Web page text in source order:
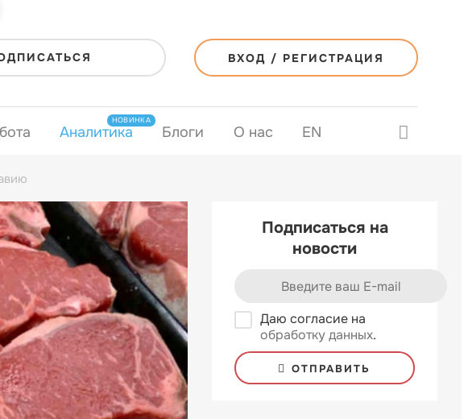
ВХОД / РЕГИСТРАЦИЯ
Аналитика
НОВИНКА
Блоги О нас EN
Подписаться на
новости
Даю согласие на
обработку данных.
ОТПРАВИТЬ